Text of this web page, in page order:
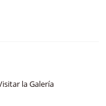
la Galería